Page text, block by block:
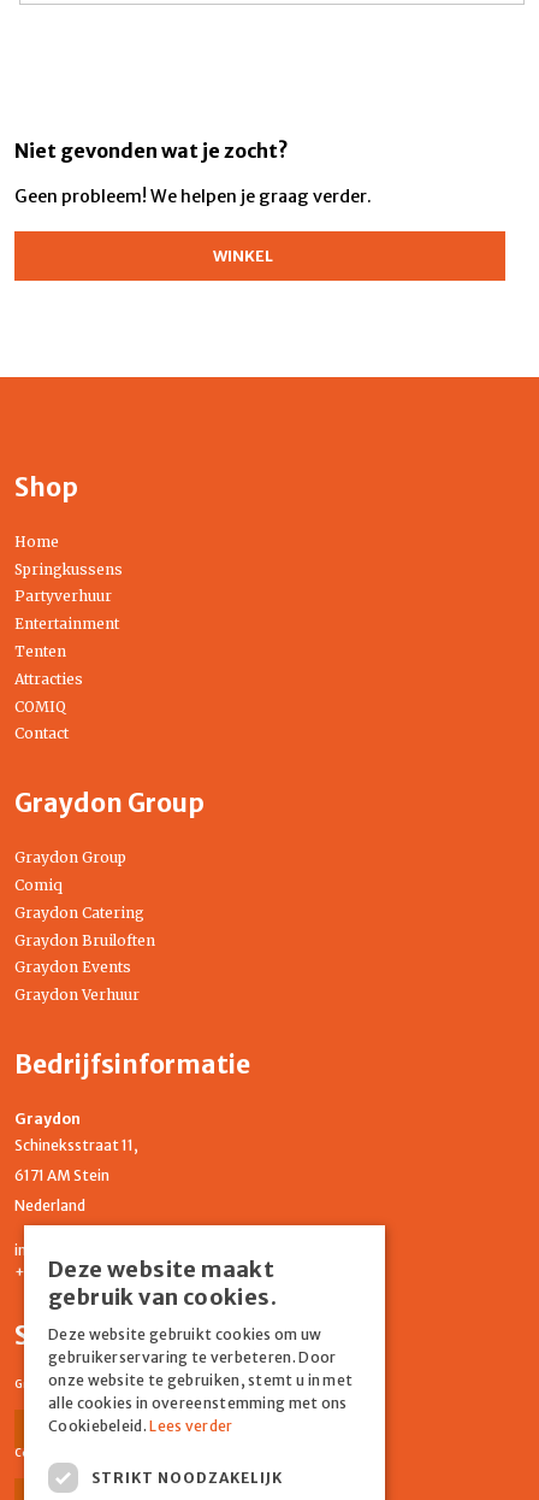
Niet gevonden wat je zocht?
Geen probleem! We helpen je graag verder.
WINKEL
Shop
Home
Springkussens
Partyverhuur
Entertainment
Tenten
Attracties
COMIQ
Contact
Graydon Group
Graydon Group
Comiq
Graydon Catering
Graydon Bruiloften
Graydon Events
Graydon Verhuur
Bedrijfsinformatie
Graydon
Schineksstraat 11,
6171 AM Stein
Nederland
info@graydonevents.nl
+316 11435859
Social media
Graydon Events
Facebook Instagram
Comiq
Deze website maakt
gebruik van cookies.
Deze website gebruikt cookies om uw
gebruikerservaring te verbeteren. Door
onze website te gebruiken, stemt u in met
alle cookies in overeenstemming met ons
Cookiebeleid.Lees verder
STRIKT NOODZAKELIJK